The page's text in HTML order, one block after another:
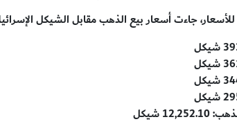
جاءت أسعار بيع الذهب مقابل الشيكل
شيكل